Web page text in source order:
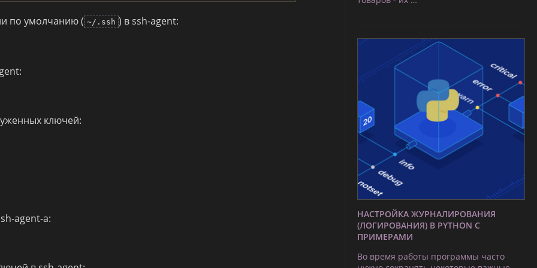
по умолчанию ( ~/.ssh ) в ssh-agent:
ключей:
agent-а:
НАСТРОЙКА ЖУРНАЛИРОВАНИЯ
(ЛОГИРОВАНИЯ) В PYTHON С
ПРИМЕРАМИ
Во время работы программы часто